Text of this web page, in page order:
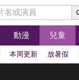
動漫 兒童
本周更新 放暑假